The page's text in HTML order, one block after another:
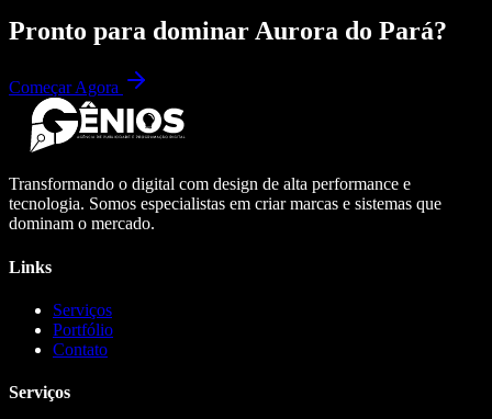
Pronto para dominar Aurora do Pará?
Começar Agora
Transformando o digital com design de alta performance e
tecnologia. Somos especialistas em criar marcas e sistemas que
dominam o mercado.
Links
Serviços
Portfólio
Contato
Serviços